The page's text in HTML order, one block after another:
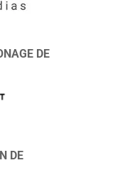
DE
DE